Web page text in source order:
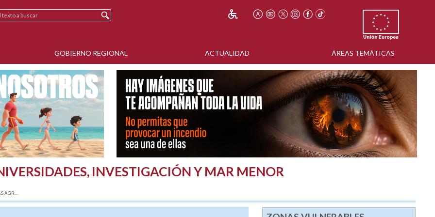
GOBIERNO REGIONAL ACTUALIDAD ÁREAS TEMÁTICAS
INVESTIGACIÓN Y MAR MENOR
AGR...